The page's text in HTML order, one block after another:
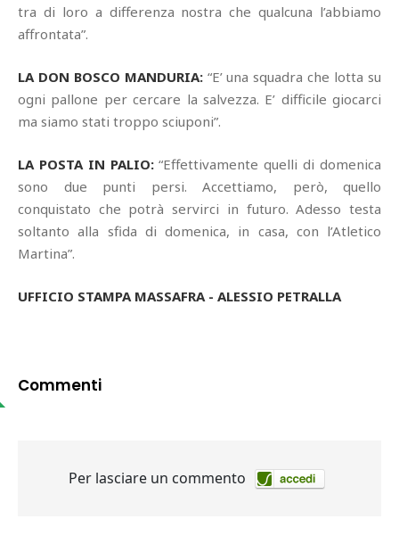
tra di loro a differenza nostra che qualcuna l’abbiamo
affrontata”.
LA DON BOSCO MANDURIA: “E’ una squadra che lotta su
ogni pallone per cercare la salvezza. E’ difficile giocarci
ma siamo stati troppo sciuponi”.
LA POSTA IN PALIO:“Effettivamente quelli di domenica
sono due punti persi. Accettiamo, però, quello
conquistato che potrà servirci in futuro. Adesso testa
soltanto alla sfida di domenica, in casa, con l’Atletico
Martina”.
UFFICIO STAMPA MASSAFRA - ALESSIO PETRALLA
Commenti